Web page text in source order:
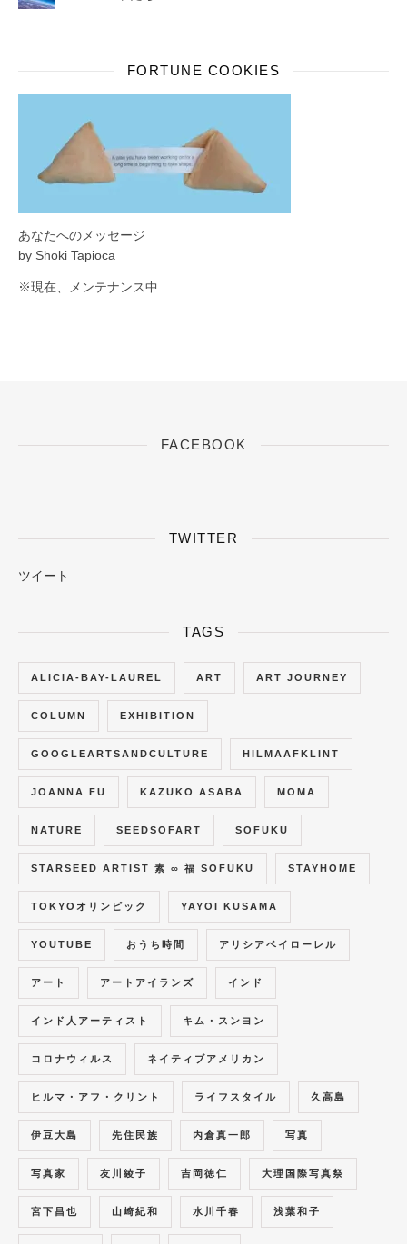
FORTUNE COOKIES
あなたへのメッセージ
by Shoki Tapioca
※現在、メンテナンス中
FACEBOOK
TWITTER
ツイート
TAGS
ALICIA-BAY-LAUREL ART ART JOURNEY
COLUMN EXHIBITION
GOOGLEARTSANDCULTURE HILMAAFKLINT
JOANNA FU KAZUKO ASABA MOMA
NATURE SEEDSOFART SOFUKU
STARSEED ARTIST 素 ∞ 福 SOFUKU STAYHOME
TOKYOオリンピック YAYOI KUSAMA
YOUTUBE おうち時間 アリシアベイローレル
アート アートアイランズ インド
インド人アーティスト キム・スンヨン
コロナウィルス ネイティブアメリカン
ヒルマ・アフ・クリント ライフスタイル 久高島
伊豆大島 先住民族 内倉真一郎 写真
写真家 友川綾子 吉岡徳仁 大理国際写真祭
宮下昌也 山崎紀和 水川千春 浅葉和子